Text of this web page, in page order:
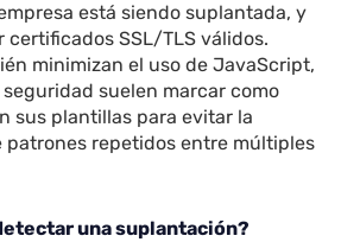
está siendo suplantada, y
certificados SSL/TLS válidos.
minimizan el uso de JavaScript,
suelen marcar como
sus plantillas para evitar la
repetidos entre múltiples
una suplantación?